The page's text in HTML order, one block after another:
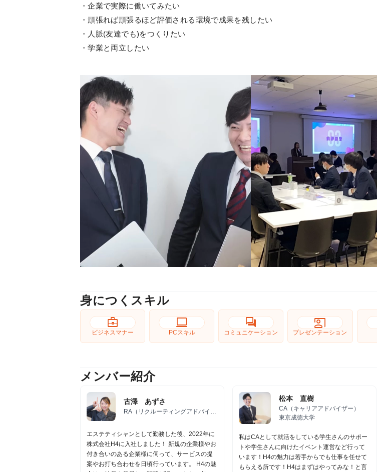
・企業で実際に働いてみたい
・頑張れば頑張るほど評価される環境で成果を残したい
・人脈(友達でも)をつくりたい
・学業と両立したい
身につくスキル
business_center
ビジネスマナー
computer
PCスキル
forum
コミュニケーション
co_present
プレゼンテーション
メンバー紹介
古澤 あずさ
RA（リクルーティングアドバイザ
エステティシャンとして勤務した後、2022年に
株式会社H4に入社しました！ 新規の企業様やお
付き合いのある企業様に伺って、サービスの提
案やお打ち合わせを日頃行っています。 H4の魅
松本 直樹
CA（キャリアアドバイザー）
東京成徳大学
私はCAとして就活をしている学生さんのサポー
トや学生さんに向けたイベント運営など行って
います！H4の魅力は若手からでも仕事を任せて
もらえる所です！H4はまずはやってみな！と言